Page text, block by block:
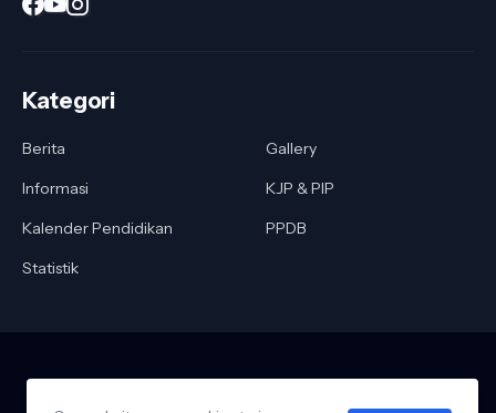
Kategori
Berita
Gallery
Informasi
KJP & PIP
Kalender Pendidikan
PPDB
Statistik